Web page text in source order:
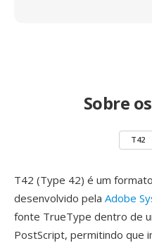
Sobre
T42
T42 (Type 42) é um
desenvolvido pela Adobe
fonte TrueType dentro de
PostScript, permitindo que